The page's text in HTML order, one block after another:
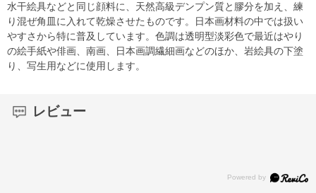
水干絵具などと同じ顔料に、天然高級デンプン質と膠分を加え、練
り混ぜ角皿に入れて乾燥させたものです。日本画材料の中では扱い
やすさから特に普及しています。色調は透明型淡彩色で最近はやり
の絵手紙や俳画、南画、日本画調繊細画などのほか、岩絵具の下塗
り、写生用などに使用します。
レビュー